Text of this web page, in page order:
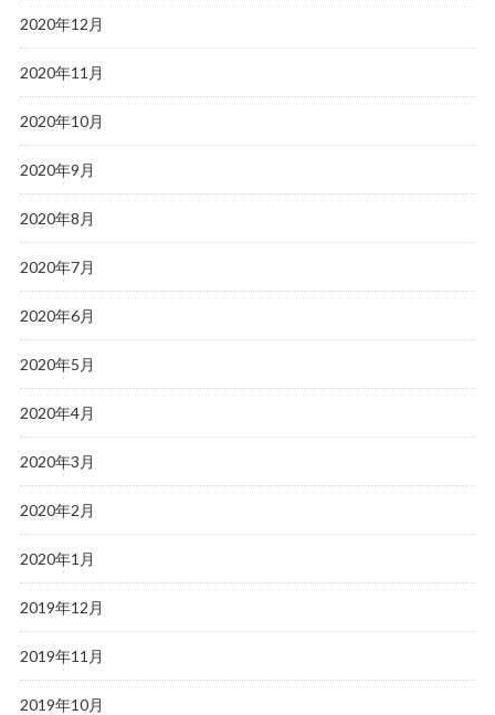
2020年12月
2020年11月
2020年10月
2020年9月
2020年8月
2020年7月
2020年6月
2020年5月
2020年4月
2020年3月
2020年2月
2020年1月
2019年12月
2019年11月
2019年10月